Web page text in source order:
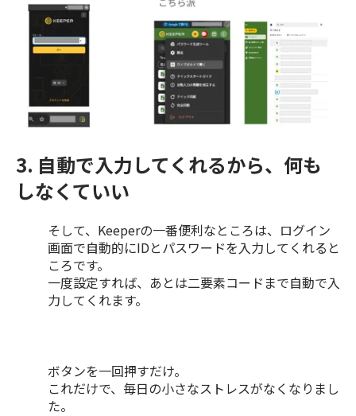
3. 自動で入力してくれるから、何も
しなくていい
そして、Keeperの一番便利なところは、ログイン
画面で自動的にIDとパスワードを入力してくれると
ころです。
一度設定すれば、あとは二要素コードまで自動で入
力してくれます。
ボタンを一回押すだけ。
これだけで、毎日の小さなストレスがなくなりまし
た。